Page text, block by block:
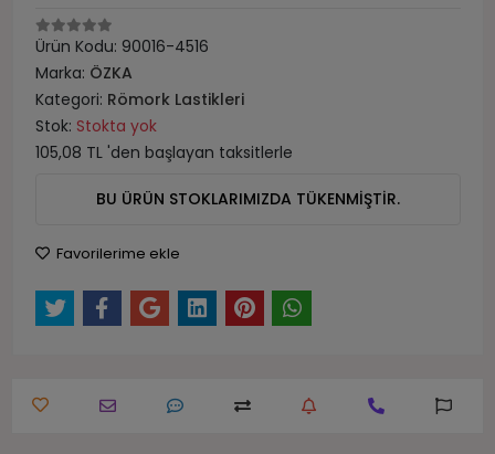
Ürün Kodu: 90016-4516
Marka: ÖZKA
Kategori: Römork Lastikleri
Stok: Stokta yok
105,08 TL 'den başlayan taksitlerle
BU ÜRÜN STOKLARIMIZDA TÜKENMİŞTİR.
Favorilerime ekle